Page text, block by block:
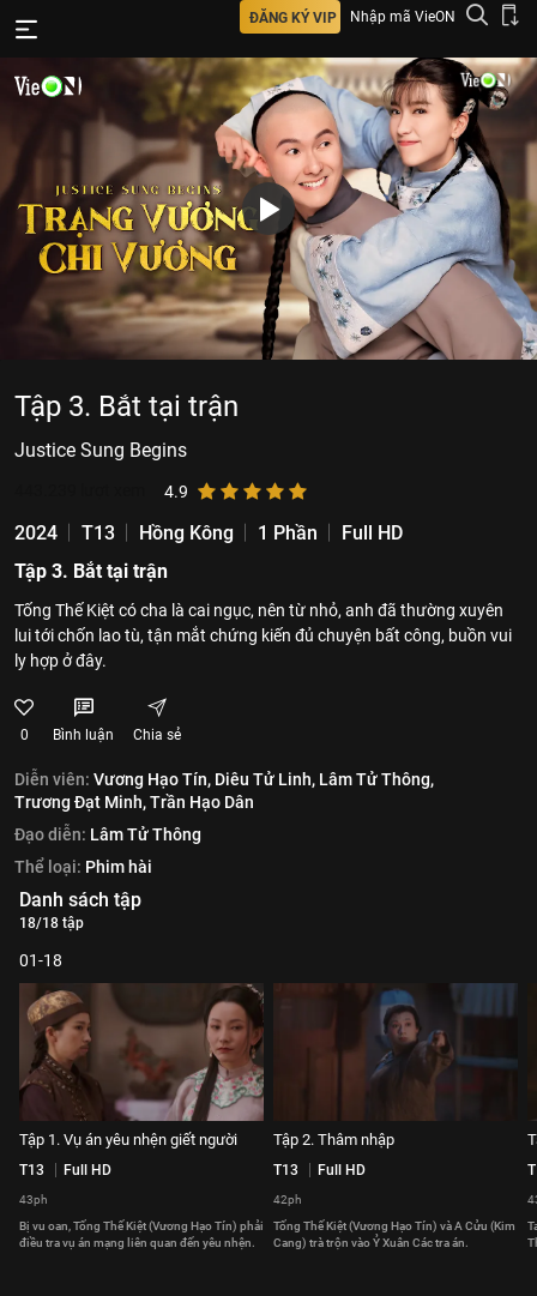
ĐĂNG KÝ VIP Nhập mã VieON
Tập 3. Bắt tại trận
Justice Sung Begins
4.9
2024 T13 Hồng Kông 1 Phần
Full HD
Tập 3. Bắt tại trận
Tống Thế Kiệt có cha là cai ngục, nên từ nhỏ, anh đã thường xuyên
lui tới chốn lao tù, tận mắt chứng kiến đủ chuyện bất công, buồn vui
ly hợp ở đây.
0 Bình luận Chia sẻ
Diễn viên: Vương Hạo Tín, Diêu Tử Linh, Lâm Tử Thông,
Trương Đạt Minh,Trần Hạo Dân
Đạo diễn: Lâm Tử Thông
Thể loại: Phim hài
Danh sách tập
18/18 tập
01-18
Tập 1. Vụ án yêu nhện giết người
T13 Full HD
43ph
Bị vu oan, Tống Thế Kiệt (Vương Hạo Tín) phải
điều tra vụ án mạng liên quan đến yêu nhện.
Tập 2. Thâm nhập
T13 Full HD
42ph
Tống Thế Kiệt (Vương Hạo Tín) và A Cửu (Kim
Cang) trà trộn vào Ỷ Xuân Các tra án.